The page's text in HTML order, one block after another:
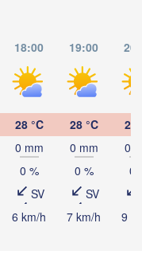
18:00 19:00
28 °C
0 mm
0 %
SV
6 km/h
28 °C
0 mm
0 %
SV
7 km/h
26
0
0
9
Севастополь
(Sevastopol)